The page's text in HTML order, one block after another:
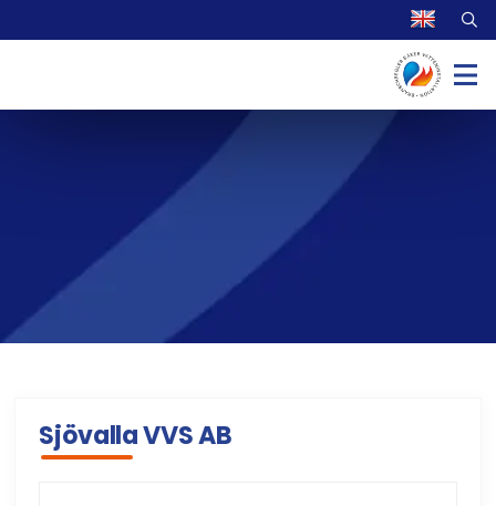
Sjövalla VVS AB